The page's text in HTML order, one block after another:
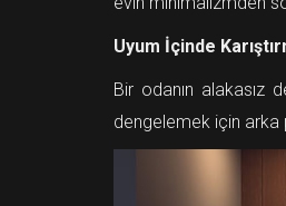
Uyum İçinde
Bir odanın alakasız
dengelemek için arka